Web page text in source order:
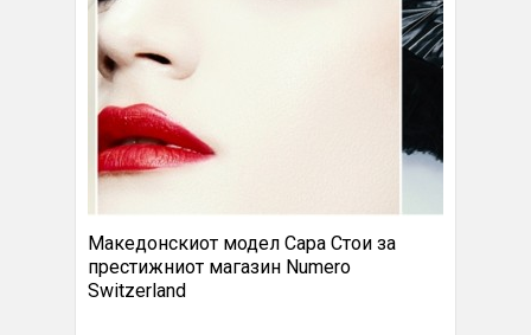
Македонскиот модел Сара Стои за
престижниот магазин Numero
Switzerland